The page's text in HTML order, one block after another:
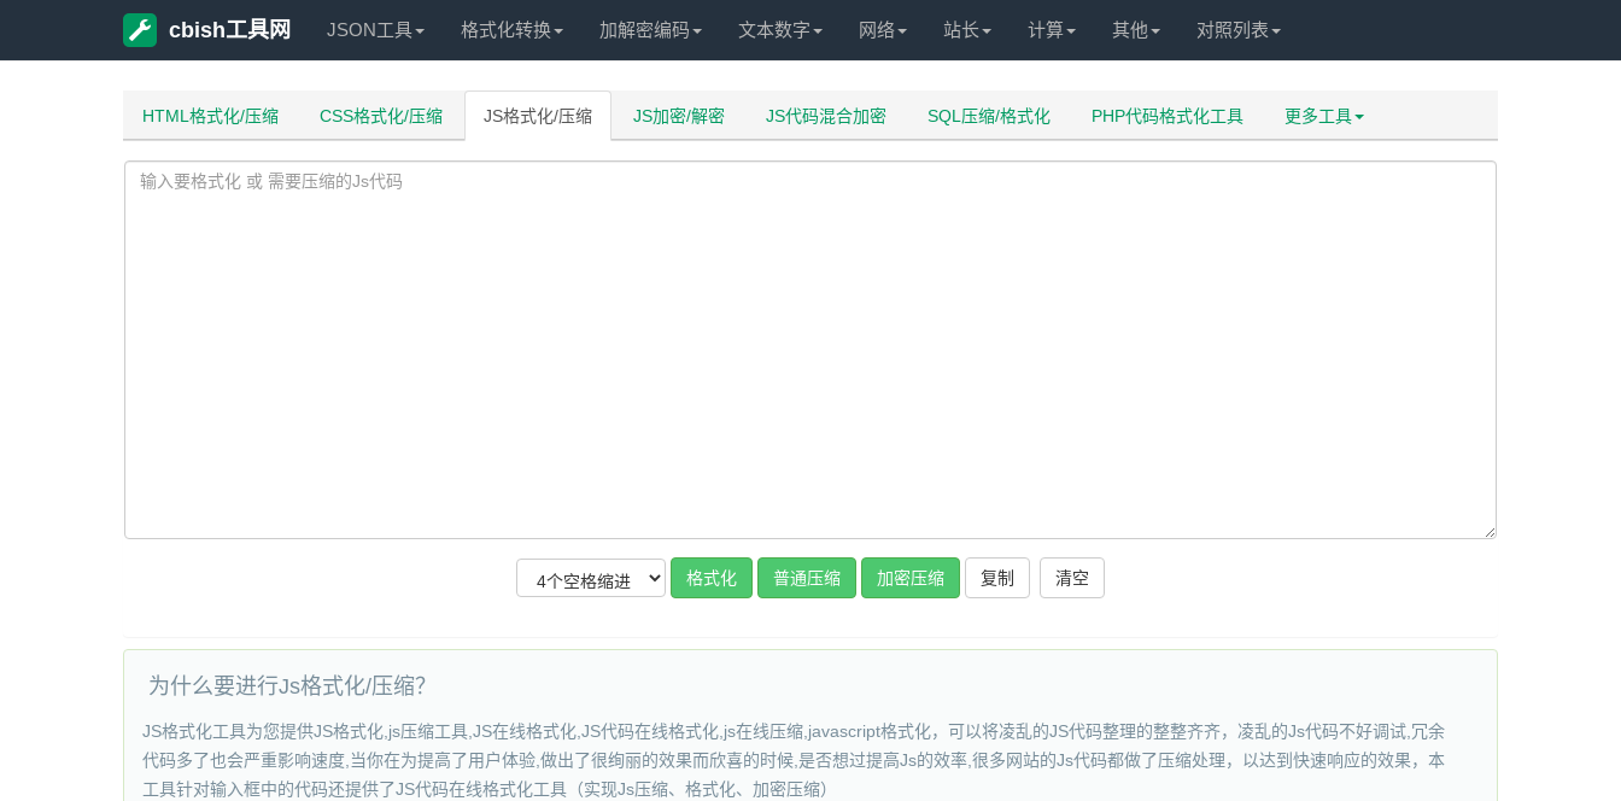
cbish工具网 JSON工具 格式化转换 加解密编码 文本数字 网络 站长 计算 其他 对照列表
HTML格式化/压缩 CSS格式化/压缩 JS格式化/压缩 JS加密/解密 JS代码混合加密 SQL压缩/格式化 PHP代码格式化工具 更多工具
复制
为什么要进行Js格式化/压缩？
JS格式化工具为您提供JS格式化,js压缩工具,JS在线格式化,JS代码在线格式化,js在线压缩,javascript格式化，可以将凌乱的JS代码整理的整整齐齐，凌乱的Js代码不好调试,冗余
代码多了也会严重影响速度,当你在为提高了用户体验,做出了很绚丽的效果而欣喜的时候,是否想过提高Js的效率,很多网站的Js代码都做了压缩处理，以达到快速响应的效果，本
工具针对输入框中的代码还提供了JS代码在线格式化工具（实现Js压缩、格式化、加密压缩）